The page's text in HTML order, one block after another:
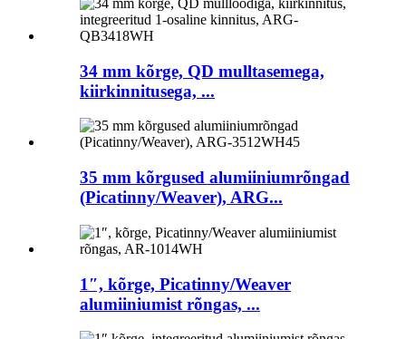
34 mm kõrge, QD mulltasemega,
kiirkinnitusega, ...
35 mm kõrgused alumiiniumrõngad
(Picatinny/Weaver), ARG...
1″, kõrge, Picatinny/Weaver
alumiiniumist rõngas, ...